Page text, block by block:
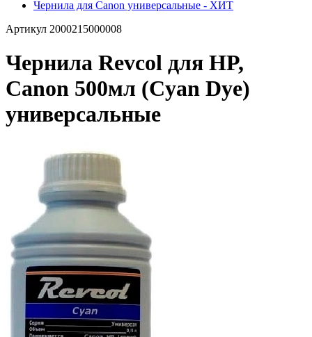
Чернила для Canon универсальные - ХИТ
Артикул 2000215000008
Чернила Revcol для HP,
Canon 500мл (Cyan Dye)
универсальные